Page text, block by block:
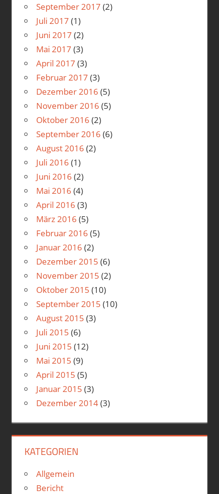
September 2017 (2)
Juli 2017 (1)
Juni 2017 (2)
Mai 2017 (3)
April 2017 (3)
Februar 2017 (3)
Dezember 2016 (5)
November 2016 (5)
Oktober 2016 (2)
September 2016 (6)
August 2016 (2)
Juli 2016 (1)
Juni 2016 (2)
Mai 2016 (4)
April 2016 (3)
März 2016 (5)
Februar 2016 (5)
Januar 2016 (2)
Dezember 2015 (6)
November 2015 (2)
Oktober 2015 (10)
September 2015 (10)
August 2015 (3)
Juli 2015 (6)
Juni 2015 (12)
Mai 2015 (9)
April 2015 (5)
Januar 2015 (3)
Dezember 2014(3)
KATEGORIEN
Allgemein
Bericht